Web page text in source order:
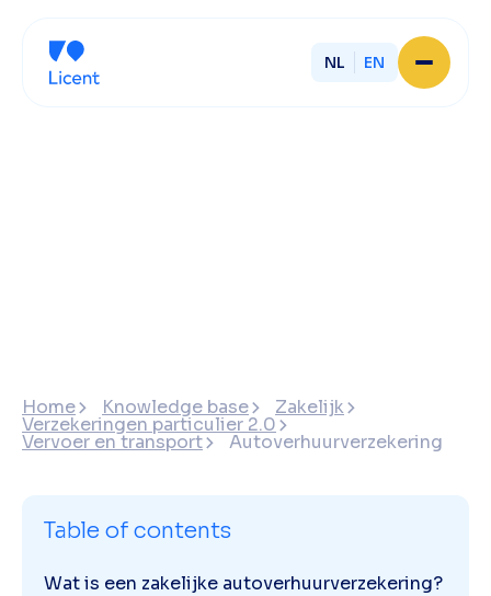
NL EN
Home Knowledge base Zakelijk
Verzekeringen particulier 2.0
Vervoer en transport Autoverhuurverzekering
Table of contents
Wat is een zakelijke autoverhuurverzekering?